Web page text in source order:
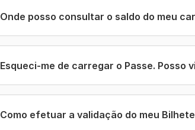
Onde posso consultar o saldo do meu
Esqueci-me de carregar o Passe. Posso
Como efetuar a validação do meu